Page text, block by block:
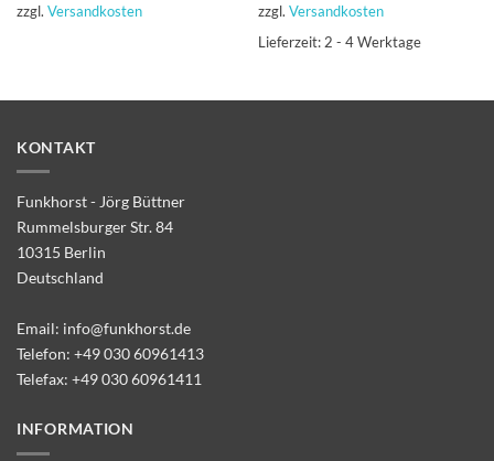
zzgl. Versandkosten
zzgl. Versandkosten
Lieferzeit: 2 - 4 Werktage
KONTAKT
Funkhorst - Jörg Büttner
Rummelsburger Str. 84
10315 Berlin
Deutschland
Email: info@funkhorst.de
Telefon: +49 030 60961413
Telefax: +49 030 60961411
INFORMATION